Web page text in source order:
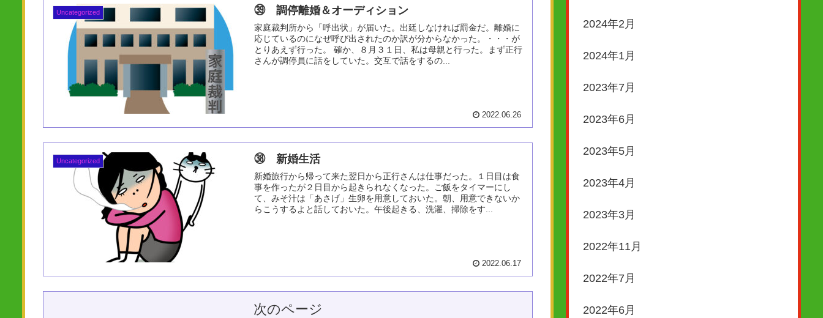
Uncategorized ㊴ 調停離婚＆オーディション
家庭裁判所から「呼出状」が届いた。出廷しなければ罰金だ。離婚に
応じているのになぜ呼び出されたのか訳が分からなかった。・・・が
とりあえず行った。 確か、８月３１日、私は母親と行った。まず正行
さんが調停員に話をしていた。交互で話をするの...
2022.06.26
Uncategorized ㊳ 新婚生活
新婚旅行から帰って来た翌日から正行さんは仕事だった。１日目は食
事を作ったが２日目から起きられなくなった。ご飯をタイマーにし
て、みそ汁は「あさげ」生卵を用意しておいた。朝、用意できないか
らこうするよと話しておいた。午後起きる、洗濯、掃除をす...
2022.06.17
次のページ
2024年2月
2024年1月
2023年7月
2023年6月
2023年5月
2023年4月
2023年3月
2022年11月
2022年7月
2022年6月